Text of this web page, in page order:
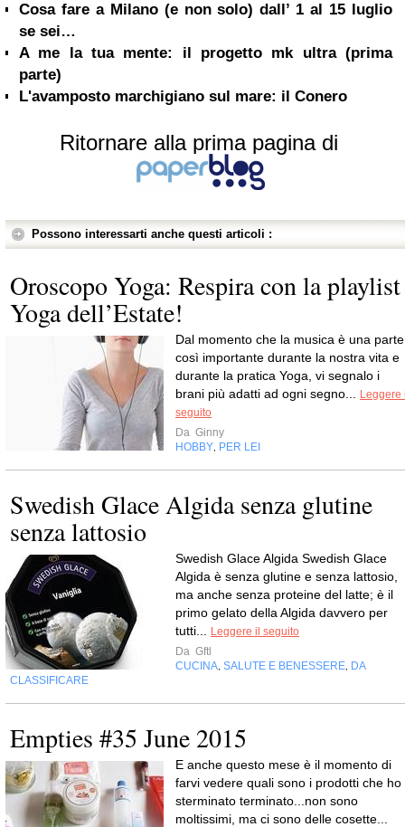
Cosa fare a Milano (e non solo) dall’ 1 al 15 luglio
se sei…
A me la tua mente: il progetto mk ultra (prima
parte)
L'avamposto marchigiano sul mare: il Conero
Ritornare alla prima pagina di
Possono interessarti anche questi articoli :
Oroscopo Yoga: Respira con la playlist
Yoga dell’Estate!
Dal momento che la musica è una parte
così importante durante la nostra vita e
durante la pratica Yoga, vi segnalo i
brani più adatti ad ogni segno...
Leggere
seguito
Da Ginny
HOBBY PER LEI
Swedish Glace Algida senza glutine
senza lattosio
Swedish Glace Algida Swedish Glace
Algida è senza glutine e senza lattosio,
ma anche senza proteine del latte; è il
primo gelato della Algida davvero per
tutti...
Leggere il seguito
Da Gftl
CUCINA SALUTE E BENESSERE DA
CLASSIFICARE
Empties #35 June 2015
E anche questo mese è il momento di
farvi vedere quali sono i prodotti che ho
sterminato terminato...non sono
moltissimi, ma ci sono delle cosette...